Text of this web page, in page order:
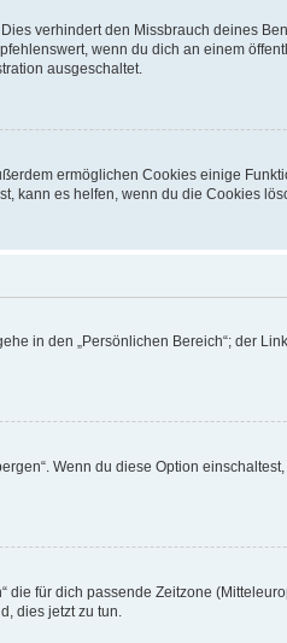
verhindert den Missbrauch deines
wenn du dich an einem
ausgeschaltet.
ermöglichen Cookies einige
kann es helfen, wenn du die Cookies
in den „Persönlichen Bereich“; der
Wenn du diese Option einschaltest,
für dich passende Zeitzone
dies jetzt zu tun.